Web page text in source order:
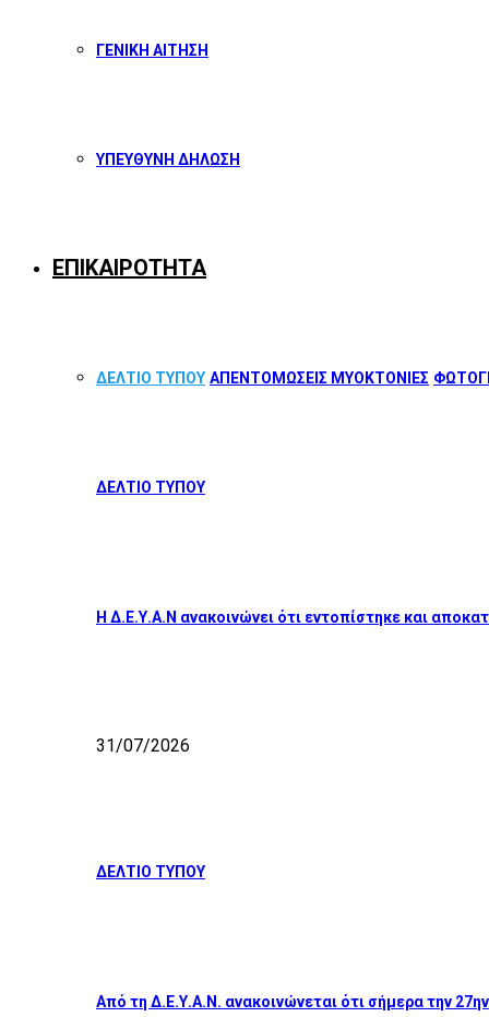
ΓΕΝΙΚΗ ΑΙΤΗΣΗ
ΥΠΕΥΘΥΝΗ ΔΗΛΩΣΗ
ΕΠΙΚΑΙΡΟΤΗΤΑ
ΔΕΛΤΙΟ ΤΥΠΟΥ ΑΠΕΝΤΟΜΩΣΕΙΣ ΜΥΟΚΤΟΝΙΕΣ
ΔΕΛΤΙΟ ΤΥΠΟΥ
Η Δ.Ε.Υ.Α.Ν ανακοινώνει ότι εντοπίστηκε και
31/07/2026
ΔΕΛΤΙΟ ΤΥΠΟΥ
Από τη Δ.Ε.Υ.Α.Ν. ανακοινώνεται ότι σήμερα την